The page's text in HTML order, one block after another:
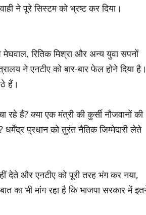
ने पूरे सिस्टम को भ्रष्ट कर दिया।
मेघवाल, रितिक मिश्रा और अन्य युवा सपनों
ने एनटीए को बार-बार फेल होने दिया
हैं।
रहे हैं? क्या एक मंत्री की कुर्सी नौजवानों की
धर्मेंद्र प्रधान को तुरंत नैतिक जिम्मेदारी लेते
देते और एनटीए को पूरी तरह भंग कर नया,
का भी मांग रहा है कि भाजपा सरकार में